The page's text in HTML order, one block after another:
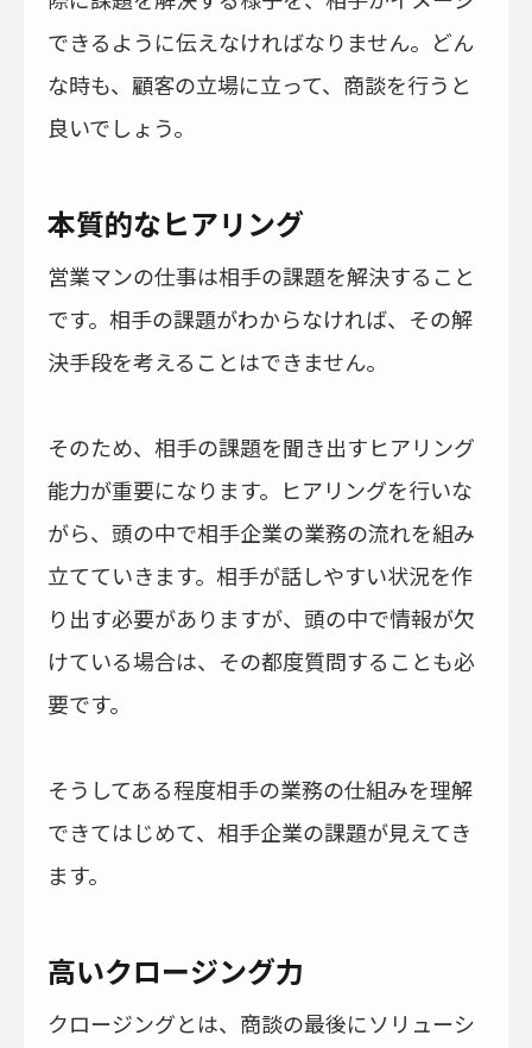
できるように伝えなければなりません。どん
な時も、顧客の立場に立って、商談を行うと
良いでしょう。
本質的なヒアリング
営業マンの仕事は相手の課題を解決すること
です。相手の課題がわからなければ、その解
決手段を考えることはできません。
そのため、相手の課題を聞き出すヒアリング
能力が重要になります。ヒアリングを行いな
がら、頭の中で相手企業の業務の流れを組み
立てていきます。相手が話しやすい状況を作
り出す必要がありますが、頭の中で情報が欠
けている場合は、その都度質問することも必
要です。
そうしてある程度相手の業務の仕組みを理解
できてはじめて、相手企業の課題が見えてき
ます。
高いクロージング力
クロージングとは、商談の最後にソリューシ